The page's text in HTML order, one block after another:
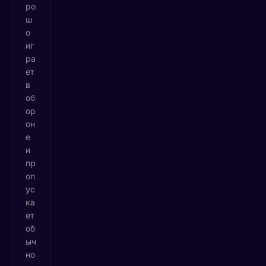
ро
ш
о
иг
ра
ет
в
об
ор
он
е
и
пр
оп
ус
ка
ет
об
ыч
но